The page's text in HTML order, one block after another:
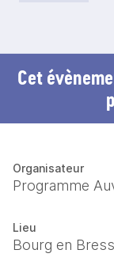
Cet
Organisateur
Programme
Lieu
Bourg en